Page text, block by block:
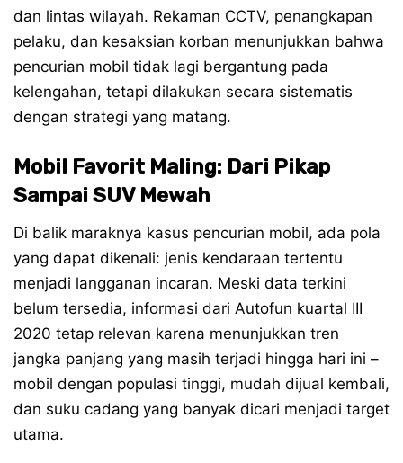
dan lintas wilayah. Rekaman CCTV, penangkapan
pelaku, dan kesaksian korban menunjukkan bahwa
pencurian mobil tidak lagi bergantung pada
kelengahan, tetapi dilakukan secara sistematis
dengan strategi yang matang.
Mobil Favorit Maling: Dari Pikap
Sampai SUV Mewah
Di balik maraknya kasus pencurian mobil, ada pola
yang dapat dikenali: jenis kendaraan tertentu
menjadi langganan incaran. Meski data terkini
belum tersedia, informasi dari Autofun kuartal III
2020 tetap relevan karena menunjukkan tren
jangka panjang yang masih terjadi hingga hari ini –
mobil dengan populasi tinggi, mudah dijual kembali,
dan suku cadang yang banyak dicari menjadi target
utama.